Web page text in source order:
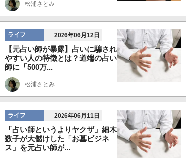
松浦さとみ
ライフ 2026年06月12日
【元占い師が暴露】占いに騙され
やすい人の特徴とは？道端の占い
師に「500万...
松浦さとみ
ライフ 2026年06月11日
「占い師というよりヤクザ」細木
数子が大儲けした「お墓ビジネ
ス」を元占い師が...